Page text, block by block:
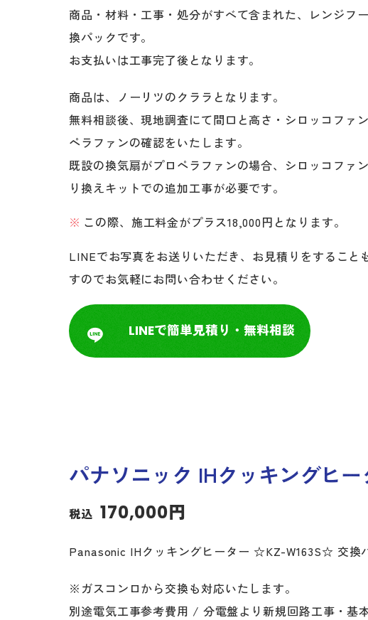
商品・材料・工事・処分がすべて含まれた、レンジフ
換パックです。
お支払いは工事完了後となります。
商品は、ノーリツのクララとなります。
無料相談後、現地調査にて間口と高さ・シロッコファ
ペラファンの確認をいたします。
既設の換気扇がプロペラファンの場合、シロッコファ
り換えキットでの追加工事が必要です。
この際、施工料金がプラス18,000円となります。
LINEでお写真をお送りいただき、お見積りをすること
すのでお気軽にお問い合わせください。
LINEで簡単見積り・無料相談
パナソニック IHクッキングヒー
税込 170,000円
Panasonic IHクッキングヒーター ☆KZ-W163S☆ 交換
※ガスコンロから交換も対応いたします。
別途電気工事参考費用 / 分電盤より新規回路工事・基